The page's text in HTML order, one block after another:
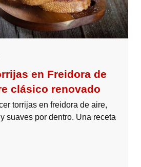
en Freidora de
clásico renovado
torrijas en freidora de aire,
suaves por dentro. Una receta